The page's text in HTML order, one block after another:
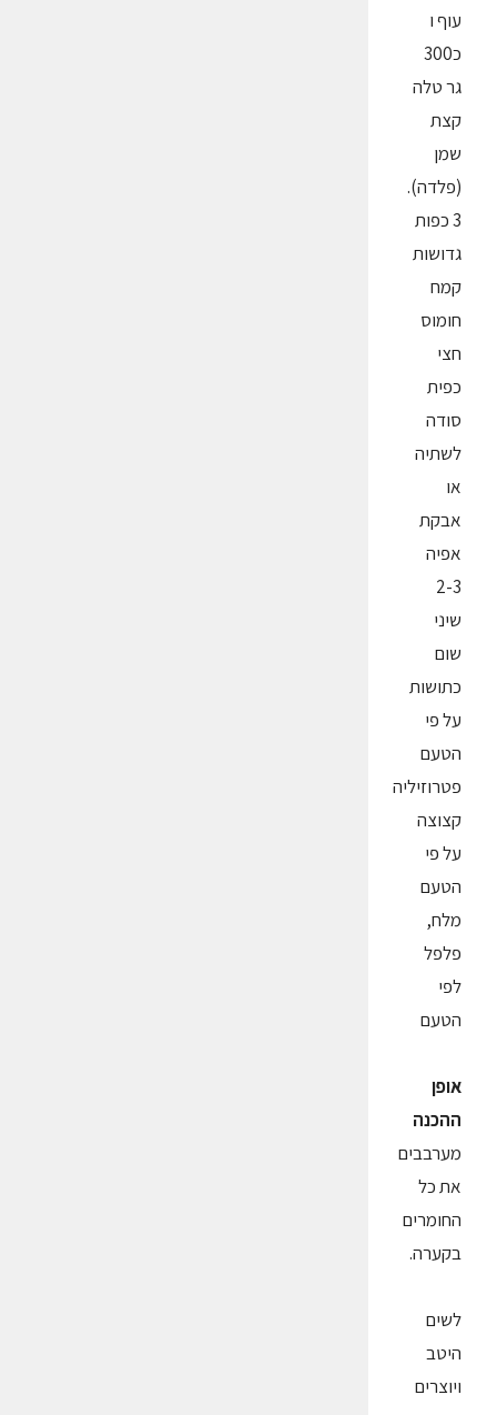
עוף ו
כ300
גר טלה
קצת
שמן
(פלדה).
3 כפות
גדושות
קמח
חומוס
חצי
כפית
סודה
לשתיה
או
אבקת
אפיה
2-3
שיני
שום
כתושות
על פי
הטעם
פטרוזיליה
קצוצה
על פי
הטעם
מלח,
פלפל
לפי
הטעם
אופן
ההכנה
מערבבים
את כל
החומרים
בקערה.
לשים
היטב
ויוצרים